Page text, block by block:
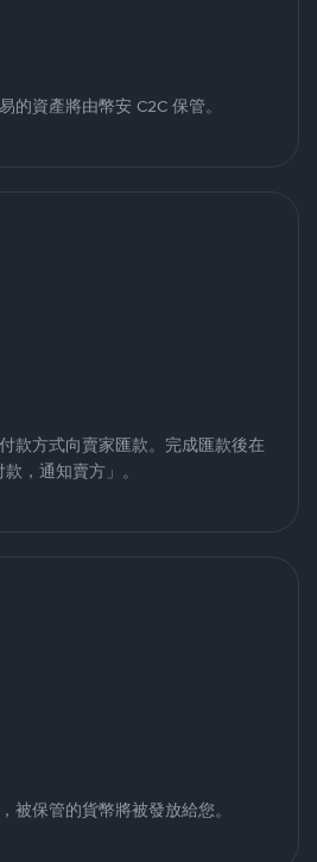
的資產將由幣安 C2C 保管。
款方式向賣家匯款。完成匯款後在
，通知賣方」。
被保管的貨幣將被發放給您。